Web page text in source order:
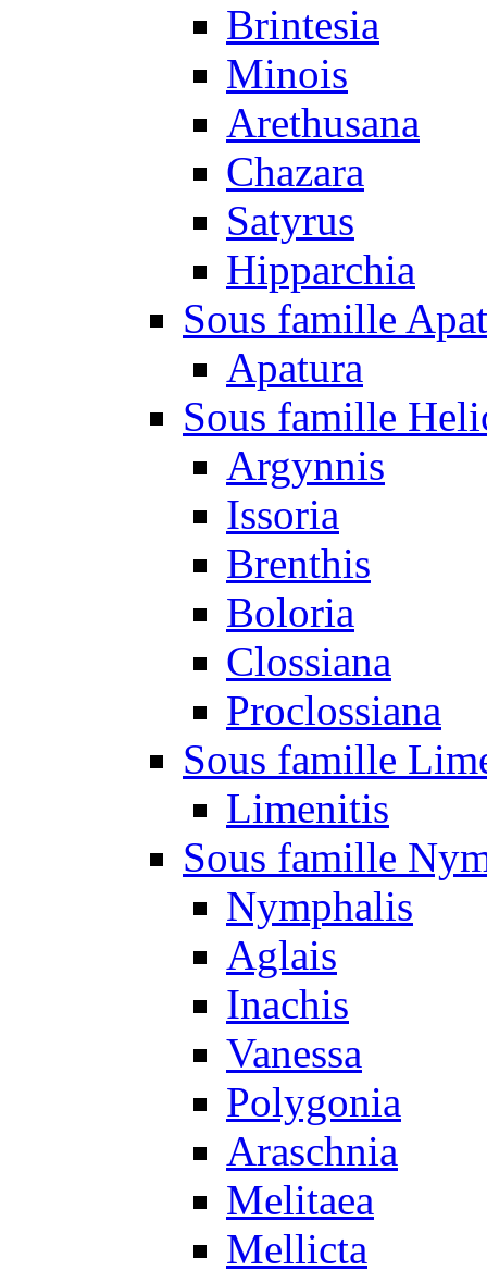
Brintesia
Minois
Arethusana
Chazara
Satyrus
Hipparchia
Sous famille
Apatura
Sous famille
Argynnis
Issoria
Brenthis
Boloria
Clossiana
Proclossiana
Sous famille
Limenitis
Sous famille
Nymphalis
Aglais
Inachis
Vanessa
Polygonia
Araschnia
Melitaea
Mellicta